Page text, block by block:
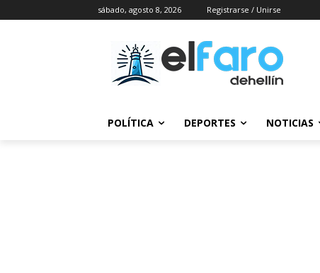
sábado, agosto 8, 2026 Registrarse / Unirse
POLÍTICA DEPORTES NOTICIAS